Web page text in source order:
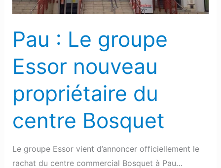
Pau : Le groupe
Essor nouveau
propriétaire du
centre Bosquet
Le groupe Essor vient d’annoncer officiellement le
rachat du centre commercial Bosquet à Pau…
du
Bosquet